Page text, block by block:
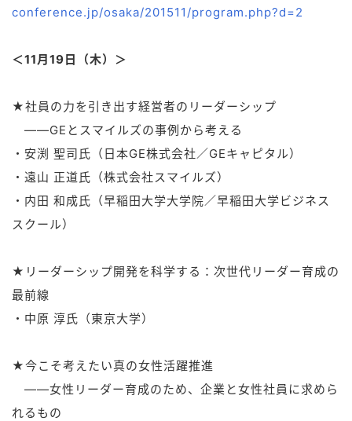
conference.jp/osaka/201511/program.php?d=2
＜11月19日（木）＞
★社員の力を引き出す経営者のリーダーシップ
――GEとスマイルズの事例から考える
・安渕 聖司氏（日本GE株式会社／GEキャピタル）
・遠山 正道氏（株式会社スマイルズ）
・内田 和成氏（早稲田大学大学院／早稲田大学ビジネス
スクール）
★リーダーシップ開発を科学する：次世代リーダー育成の
最前線
・中原 淳氏（東京大学）
★今こそ考えたい真の女性活躍推進
――女性リーダー育成のため、企業と女性社員に求めら
れるもの